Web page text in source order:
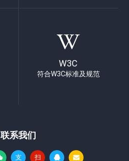
W3C
符合W3C标准及规范
联系我们
支 扫